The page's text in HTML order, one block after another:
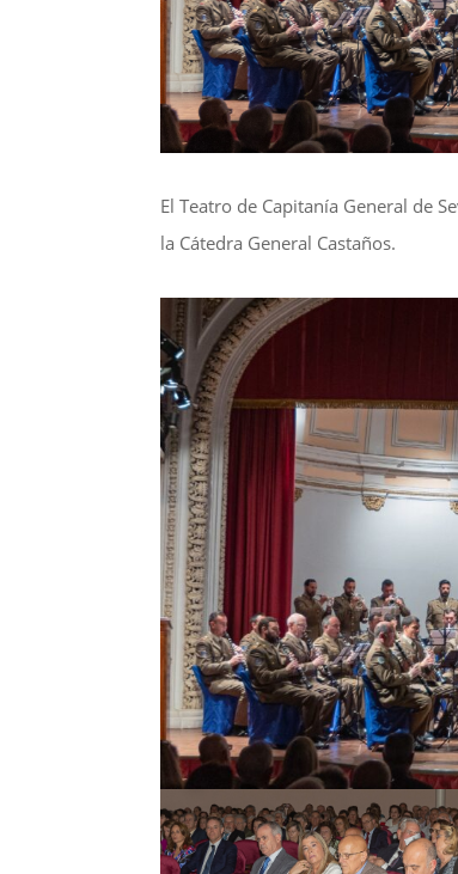
El Teatro de Capitanía General de
la Cátedra General Castaños.